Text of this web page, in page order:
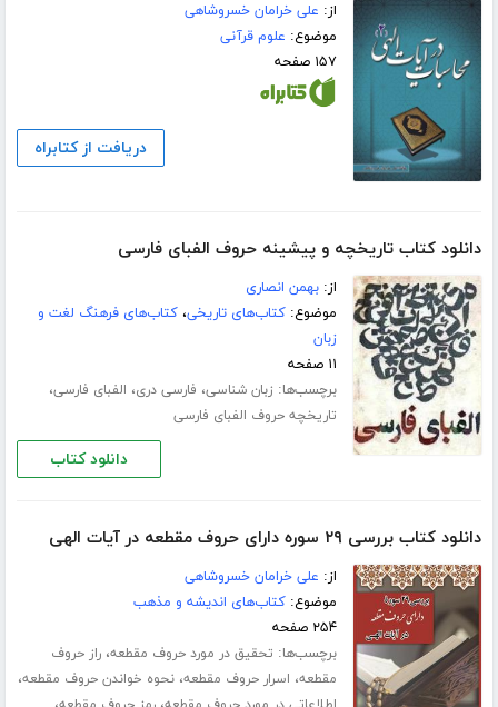
از: علی خرامان خسروشاهی
موضوع: علوم قرآنی
۱۵۷ صفحه
دریافت از کتابراه
دانلود کتاب تاریخچه و پیشینه حروف الفبای فارسی
از:بهمن انصاری
موضوع:کتاب‌های تاریخی،کتاب‌های فرهنگ لغت و
زبان
۱۱ صفحه
برچسب‌ها: زبان شناسی، فارسی دری، الفبای فارسی،
تاریخچه حروف الفبای فارسی
دانلود کتاب
دانلود کتاب بررسی ۲۹ سوره دارای حروف مقطعه در آیات الهی
از: علی خرامان خسروشاهی
موضوع:کتاب‌های اندیشه و مذهب
۲۵۴ صفحه
برچسب‌ها: تحقیق در مورد حروف مقطعه،راز حروف
مقطعه، اسرار حروف مقطعه،نحوه خواندن حروف مقطعه،